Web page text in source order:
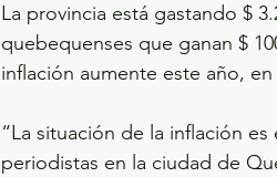
La provincia está gastando $
quebequenses que ganan $
inflación aumente este año,
“La situación de la inflación
periodistas en la ciudad de